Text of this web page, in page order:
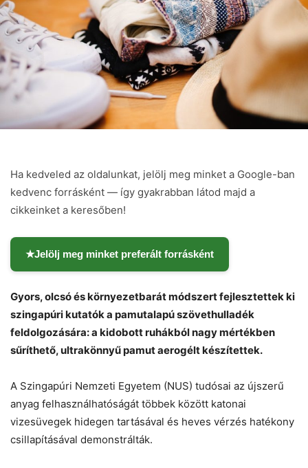
Ha kedveled az oldalunkat, jelölj meg minket a Google-ban
kedvenc forrásként — így gyakrabban látod majd a
cikkeinket a keresőben!
★Jelölj meg minket preferált forrásként
Gyors, olcsó és környezetbarát módszert fejlesztettek ki
szingapúri kutatók a pamutalapú szövethulladék
feldolgozására: a kidobott ruhákból nagy mértékben
sűríthető, ultrakönnyű pamut aerogélt készítettek.
A Szingapúri Nemzeti Egyetem (NUS) tudósai az újszerű
anyag felhasználhatóságát többek között katonai
vizesüvegek hidegen tartásával és heves vérzés hatékony
csillapításával demonstrálták.